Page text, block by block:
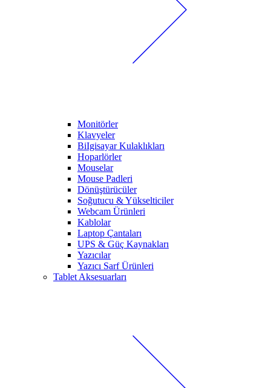
Monitörler
Klavyeler
BiIgisayar Kulaklıkları
Hoparlörler
Mouselar
Mouse Padleri
Dönüştürücüler
Soğutucu & Yükselticiler
Webcam Ürünleri
Kablolar
Laptop Çantaları
UPS & Güç Kaynakları
Yazıcılar
Yazıcı Sarf Ürünleri
Tablet Aksesuarları